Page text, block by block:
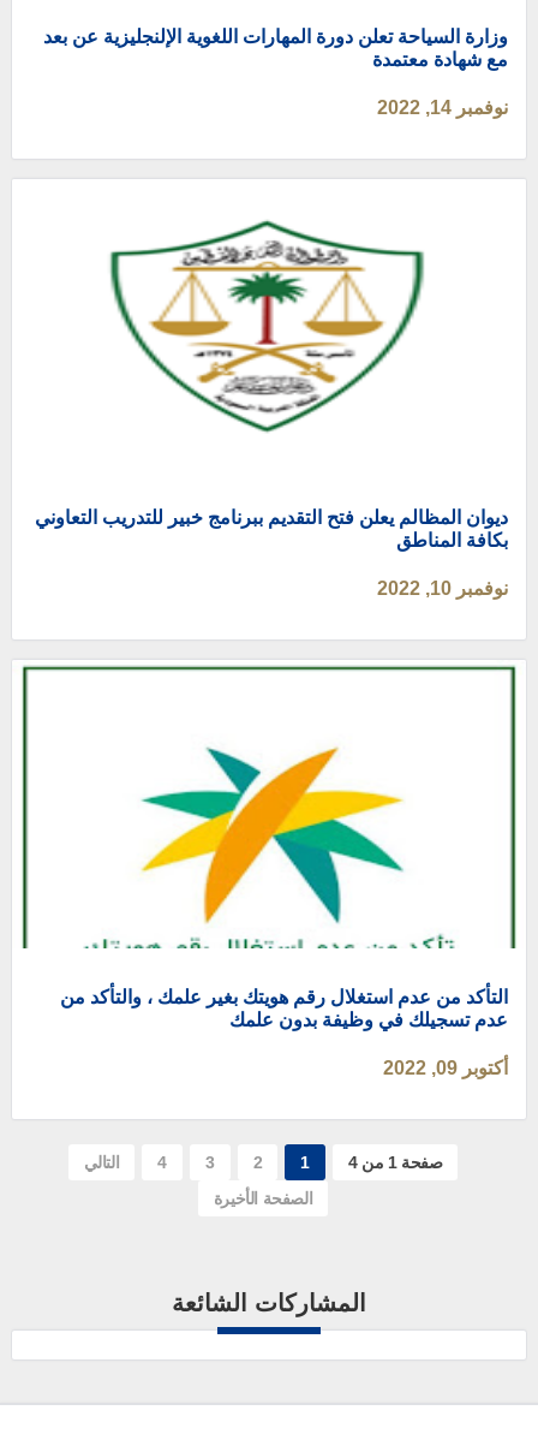
وزارة السياحة تعلن دورة المهارات اللغوية الإلنجليزية عن بعد
مع شهادة معتمدة
نوفمبر 14, 2022
ديوان المظالم يعلن فتح التقديم ببرنامج خبير للتدريب التعاوني
بكافة المناطق
نوفمبر 10, 2022
التأكد من عدم استغلال رقم هويتك بغير علمك ، والتأكد من
عدم تسجيلك في وظيفة بدون علمك
أكتوبر 09, 2022
صفحة 1 من 4 1
2
3
4
التالي
الصفحة الأخيرة
المشاركات الشائعة